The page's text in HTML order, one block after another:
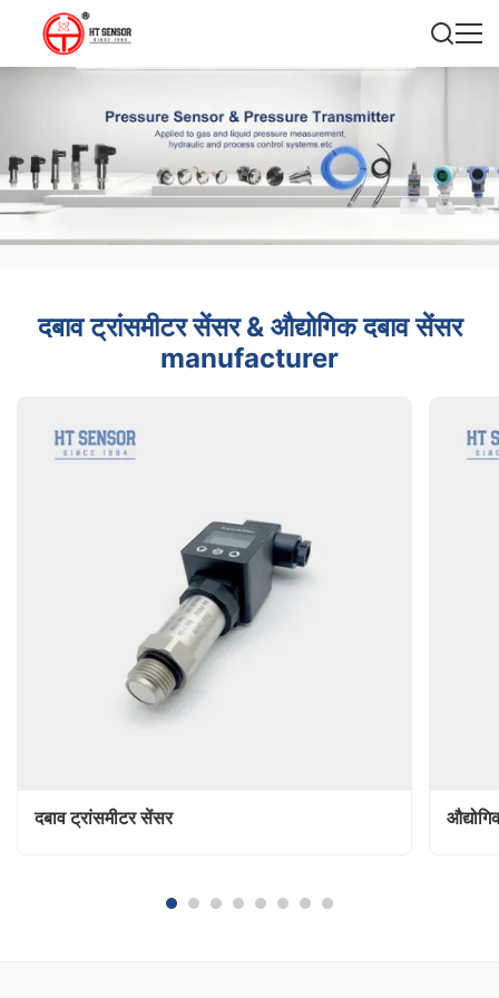
दबाव ट्रांसमीटर सेंसर & औद्योगिक दबाव सेंसर
manufacturer
दबाव ट्रांसमीटर सेंसर